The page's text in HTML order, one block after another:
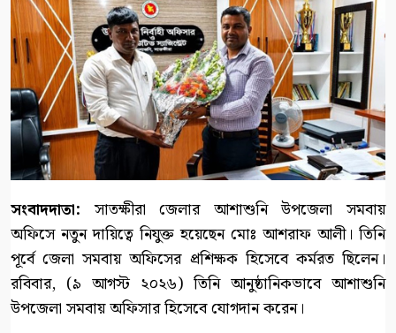
সংবাদদাতা: সাতক্ষীরা জেলার আশাশুনি উপজেলা সমবায়
অফিসে নতুন দায়িত্বে নিযুক্ত হয়েছেন মোঃ আশরাফ আলী। তিনি
পূর্বে জেলা সমবায় অফিসের প্রশিক্ষক হিসেবে কর্মরত ছিলেন।
রবিবার, (৯ আগস্ট ২০২৬) তিনি আনুষ্ঠানিকভাবে আশাশুনি
উপজেলা সমবায় অফিসার হিসেবে যোগদান করেন।